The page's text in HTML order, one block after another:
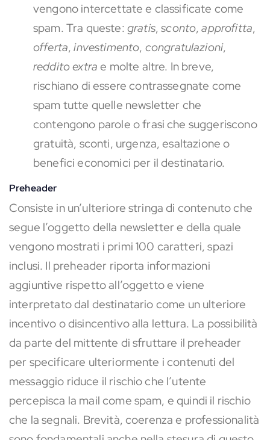
vengono intercettate e classificate come
spam. Tra queste: gratis,sconto,approfitta,
offerta,investimento, congratulazioni,
reddito extra e molte altre. In breve,
rischiano di essere contrassegnate come
spam tutte quelle newsletter che
contengono parole o frasi che suggeriscono
gratuità, sconti, urgenza, esaltazione o
benefici economici per il destinatario.
Preheader
Consiste in un’ulteriore stringa di contenuto che
segue l’oggetto della newsletter e della quale
vengono mostrati i primi 100 caratteri, spazi
inclusi. Il preheader riporta informazioni
aggiuntive rispetto all’oggetto e viene
interpretato dal destinatario come un ulteriore
incentivo o disincentivo alla lettura. La possibilità
da parte del mittente di sfruttare il preheader
per specificare ulteriormente i contenuti del
messaggio riduce il rischio che l’utente
percepisca la mail come spam, e quindi il rischio
che la segnali. Brevità, coerenza e professionalità